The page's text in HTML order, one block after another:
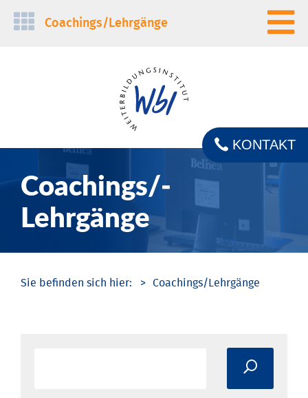
Navigation
Coachings/­Lehrgänge
Coachings/­
Lehrgänge
KONTAKT
Coachings/­Lehrgänge